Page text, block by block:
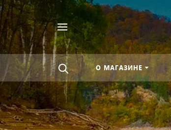
вездеНайти
О МАГАЗИНЕ